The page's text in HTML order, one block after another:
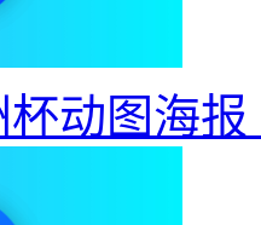
动图海报